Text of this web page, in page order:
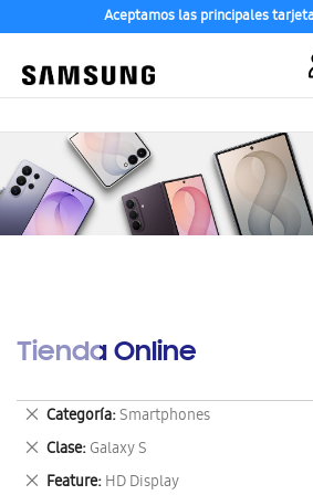
Aceptamos las principales
Tienda Online
Categoría Smartphones
Eliminar
este
artículo
Clase Galaxy S
Eliminar
este
Feature HD Display
Eliminar